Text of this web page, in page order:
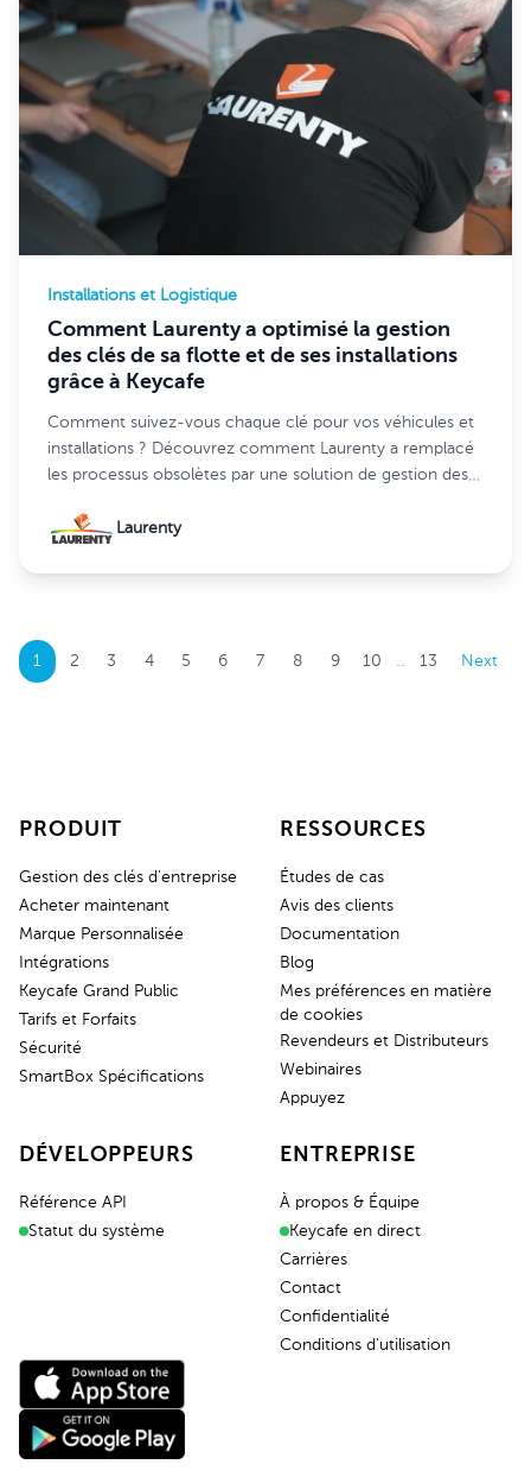
Installations et Logistique
Comment Laurenty a optimisé la gestion
des clés de sa flotte et de ses installations
grâce à Keycafe
Comment suivez-vous chaque clé pour vos véhicules et
installations ? Découvrez comment Laurenty a remplacé
les processus obsolètes par une solution de gestion des
Laurenty
1 2 3 4 5 6 7 8 9 10 .. 13 Next
PRODUIT
Gestion des clés d'entreprise
Acheter maintenant
Marque Personnalisée
Intégrations
Keycafe Grand Public
Tarifs et Forfaits
Sécurité
SmartBox Spécifications
RESSOURCES
Études de cas
Avis des clients
Documentation
Blog
Mes préférences en matière
de cookies
Revendeurs et Distributeurs
Webinaires
Appuyez
DÉVELOPPEURS
Référence API
Statut du système
ENTREPRISE
À propos & Équipe
Keycafe en direct
Carrières
Contact
Confidentialité
Conditions d'utilisation